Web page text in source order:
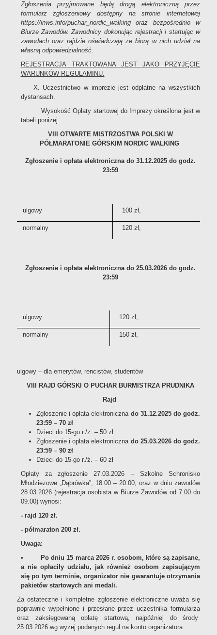
Zgłoszenia przyjmowane będą drogą elektroniczną przez
formularz zgłoszeniowy dostępny na stronie internetowej
https://inws.info/puchar_nordic_walking oraz bezpośrednio w
Biurze Zawodów. Zawodnicy dokonując rejestracji i startując w
zawodach oraz rajdzie oświadczają że biorą w nich udział na
własną odpowiedzialność.
REJESTRACJA TRAKTOWANA JEST JAKO PRZYJĘCIE
WARUNKÓW REGULAMINU.
X. Uczestnictwo w imprezie jest odpłatne na wszystkich
dystansach.
Wysokość Opłaty startowej do Imprezy określona jest w
tabeli poniżej.
VIII OTWARTE MISTRZOSTWA POLSKI W
PÓŁMARATONIE GÓRSKIM NORDIC WALKING
Zgłoszenie i opłata elektroniczna do 31.12.2025 do godz.
23:59
ulgowy 100 zł,
normalny 120 zł,
Zgłoszenie i opłata elektroniczna do 25.03.2026 do godz.
23:59
ulgowy 120 zł,
normalny 150 zł,
ulgowy – dla emerytów, rencistów, studentów
VIII RAJD GÓRSKI O PUCHAR BURMISTRZA PRUDNIKA
Rajd
Zgłoszenie i opłata elektroniczna do 31.12.2025 do godz.
23:59 – 70 zł
Dzieci do 15-go r./ż. – 50 zł
Zgłoszenie i opłata elektroniczna do 25.03.2026 do godz.
23:59 – 90 zł
Dzieci do 15-go r./ż. – 60 zł
Opłaty za zgłoszenie 27.03.2026 – Szkolne Schronisko
Młodzieżowe „Dąbrówka”, 18:00 – 20:00, oraz w dniu zawodów
28.03.2026 (rejestracja osobista w Biurze Zawodów od 7.00 do
09.00) wynosi:
- rajd 120 zł.
- półmaraton 200 zł.
Uwaga:
• Po dniu 15 marca 2026 r. osobom, które są zapisane,
a nie opłaciły udziału, jak również osobom zapisującym
się po tym terminie, organizator nie gwarantuje otrzymania
pakietów startowych ani medali.
Za ostateczne i kompletne zgłoszenie elektroniczne uważa się
poprawnie wypełnione i przesłane przez uczestnika formularza
oraz zaksięgowaną opłatę startową, najpóźniej do środy
25.03.2026 wg wyżej podanych reguł na konto organizatora.